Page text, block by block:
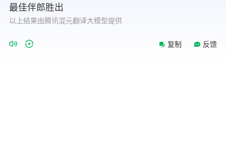
最佳伴郎胜出
以上结果由腾讯混元翻译大模型提供
复制 反馈